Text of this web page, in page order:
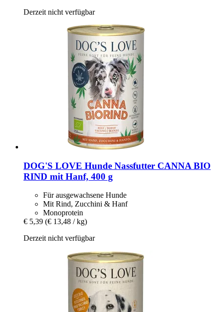
Derzeit nicht verfügbar
DOG'S LOVE Hunde Nassfutter CANNA BIO
RIND mit Hanf, 400 g
Für ausgewachsene Hunde
Mit Rind, Zucchini & Hanf
Monoprotein
€ 5,39 (€ 13,48 / kg)
Derzeit nicht verfügbar